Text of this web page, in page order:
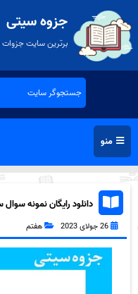
جزوه سیتی
برترین سایت
منو
دانلود رایگان نمونه
هفتم به همراه pdf
26 جولای 2023 هفتم